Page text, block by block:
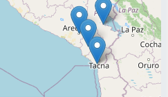
Inti; siendo muy
el grupo de Criollos